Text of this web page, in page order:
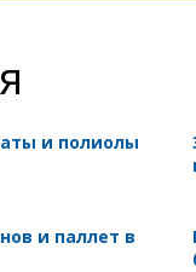
и полиолы
и паллет в